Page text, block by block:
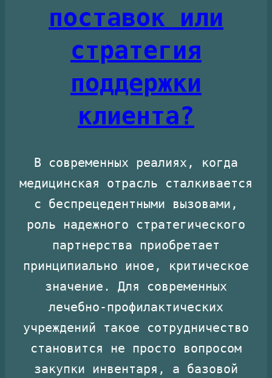
поставок или
стратегия
поддержки
клиента?
В современных реалиях, когда
медицинская отрасль сталкивается
с беспрецедентными вызовами,
роль надежного стратегического
партнерства приобретает
принципиально иное, критическое
значение. Для современных
лечебно-профилактических
учреждений такое сотрудничество
становится не просто вопросом
закупки инвентаря, а базовой